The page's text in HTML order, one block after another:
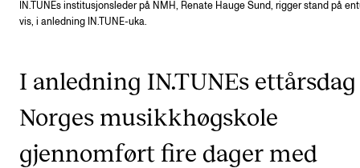
INTERNASJONALT
Internasjonal strategi
Nettverk
IN.TUNE
IN.TUNEs institusjonsleder på NMH, Renate Hauge Sund, rigger stand på
vis, i anledning IN.TUNE-uka.
I anledning IN.TUNEs
Norges musikkhøgskole
gjennomført fire dager med